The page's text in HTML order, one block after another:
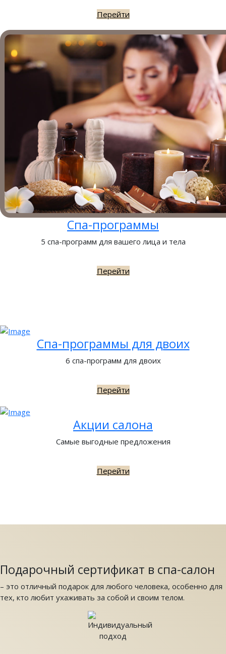
Перейти
Спа-программы
5 спа-программ для вашего лица и тела
Перейти
Спа-программы для двоих
6 спа-программ для двоих
Перейти
Акции салона
Самые выгодные предложения
Перейти
Подарочный сертификат в спа-салон
– это отличный подарок для любого человека, особенно для
тех, кто любит ухаживать за собой и своим телом.